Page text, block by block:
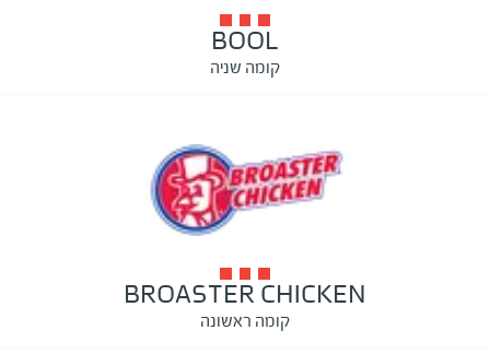
BOOL
קומה שניה
BROASTER CHICKEN
קומה ראשונה